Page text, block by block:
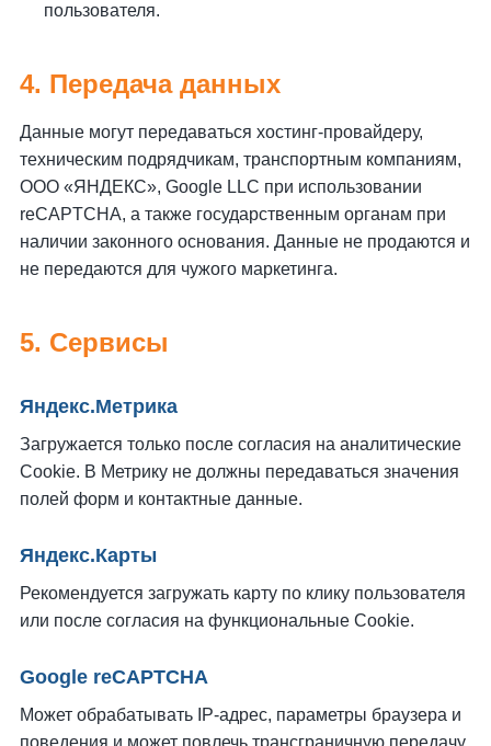
пользователя.
4. Передача данных
Данные могут передаваться хостинг-провайдеру,
техническим подрядчикам, транспортным компаниям,
ООО «ЯНДЕКС», Google LLC при использовании
reCAPTCHA, а также государственным органам при
наличии законного основания. Данные не продаются и
не передаются для чужого маркетинга.
5. Сервисы
Яндекс.Метрика
Загружается только после согласия на аналитические
Cookie. В Метрику не должны передаваться значения
полей форм и контактные данные.
Яндекс.Карты
Рекомендуется загружать карту по клику пользователя
или после согласия на функциональные Cookie.
Google reCAPTCHA
Может обрабатывать IP-адрес, параметры браузера и